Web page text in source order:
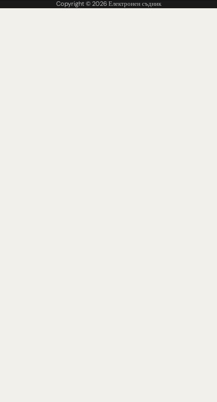
Copyright © 2026Електронен съдник